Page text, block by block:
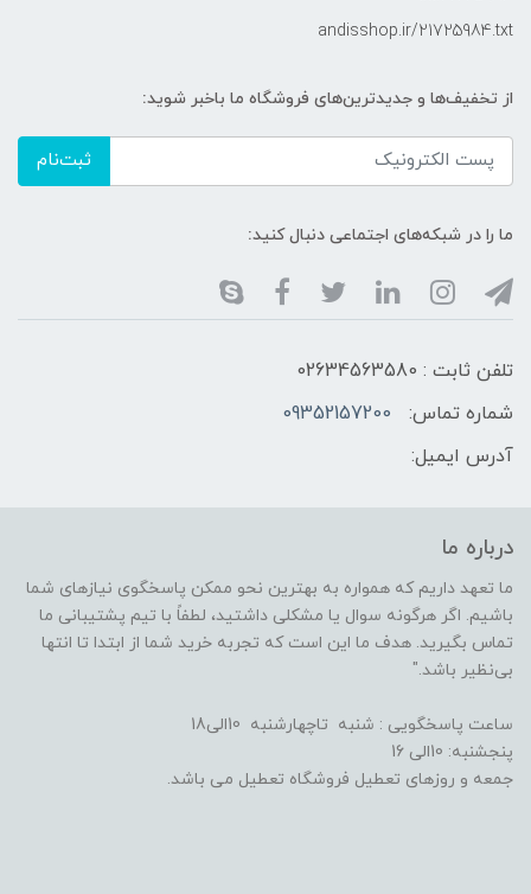
andisshop.ir/21725984.txt
از تخفیف‌ها و جدیدترین‌های فروشگاه ما باخبر شوید:
ثبت‌نام
ما را در شبکه‌های اجتماعی دنبال کنید:
تلفن ثابت : 02634563580
شماره تماس:
09352157200
آدرس ایمیل:
درباره ما
ما تعهد داریم که همواره به بهترین نحو ممکن پاسخگوی نیازهای شما
باشیم. اگر هرگونه سوال یا مشکلی داشتید، لطفاً با تیم پشتیبانی ما
تماس بگیرید. هدف ما این است که تجربه خرید شما از ابتدا تا انتها
بی‌نظیر باشد."
ساعت پاسخگویی : شنبه تاچهارشنبه 10الی18
پنجشنبه: 10الی 16
جمعه و روزهای تعطیل فروشگاه تعطیل می باشد.